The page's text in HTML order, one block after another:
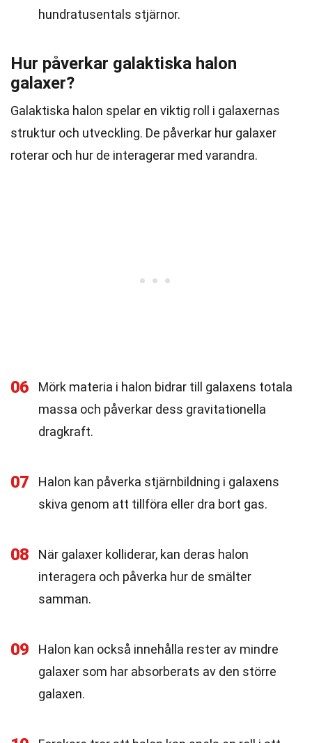
hundratusentals stjärnor.
Hur påverkar galaktiska halon
galaxer?
Galaktiska halon spelar en viktig roll i galaxernas
struktur och utveckling. De påverkar hur galaxer
roterar och hur de interagerar med varandra.
06
Mörk materia i halon bidrar till galaxens totala
massa och påverkar dess gravitationella
dragkraft.
07
Halon kan påverka stjärnbildning i galaxens
skiva genom att tillföra eller dra bort gas.
08
När galaxer kolliderar, kan deras halon
interagera och påverka hur de smälter
samman.
09
Halon kan också innehålla rester av mindre
galaxer som har absorberats av den större
galaxen.